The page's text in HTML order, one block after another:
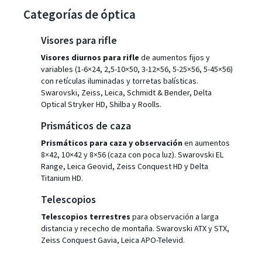
Categorías de óptica
Visores para rifle
Visores diurnos para rifle de aumentos fijos y
variables (1-6×24, 2,5-10×50, 3-12×56, 5-25×56, 5-45×56)
con retículas iluminadas y torretas balísticas.
Swarovski, Zeiss, Leica, Schmidt & Bender, Delta
Optical Stryker HD, Shilba y Roolls.
Prismáticos de caza
Prismáticos para caza y observación en aumentos
8×42, 10×42 y 8×56 (caza con poca luz). Swarovski EL
Range, Leica Geovid, Zeiss Conquest HD y Delta
Titanium HD.
Telescopios
Telescopios terrestres para observación a larga
distancia y rececho de montaña. Swarovski ATX y STX,
Zeiss Conquest Gavia, Leica APO-Televid.